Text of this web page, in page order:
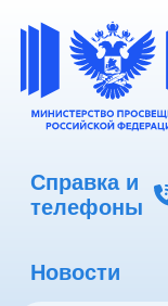
Справка и
телефоны
Новости